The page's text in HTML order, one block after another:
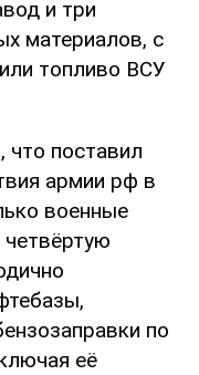
и три
материалов, с
топливо ВСУ
что поставил
армии рф в
военные
четвёртую
по
её